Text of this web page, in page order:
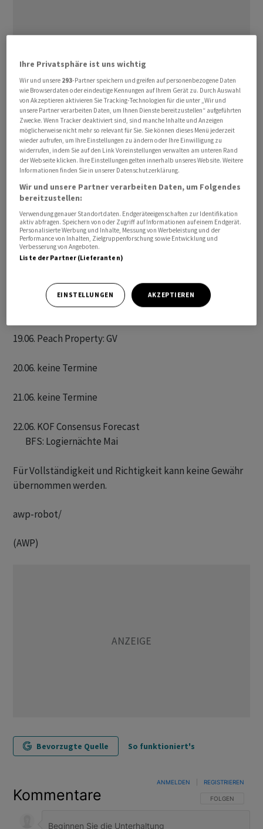
15.06. BFS: Produzenten- und Importpreisindex Mai
       Seco: Konsumentenstimmungsindex Mai
       Matador: Erstnotiz an SIX
       BFS: Logiernächte Mai
       HBM: GV
16.06. Sonova: GV
17.06. KOF Konjunkturprognose Sommer
       EPH: GV
       Kuros: Capital Markets Day
18.06. BAZG: Aussenhandel/Uhrenexporte Mai
       BFS: Baupreisindex im April
       SNB: Geldpolitische Lagebeurteilung
       IMD World Competitiveness Ranking
19.06. Peach Property: GV
20.06. keine Termine
21.06. keine Termine
22.06. KOF Consensus Forecast
       BFS: Logiernächte Mai
Für Vollständigkeit und Richtigkeit kann keine Gewähr
übernommen werden.
awp-robot/
(AWP)
Bevorzugte Quelle So funktioniert's
Kommentare FOLGE DIESER
FOLGEN
ANMELDEN REGISTRIEREN
Ihre Privatsphäre ist uns wichtig
Wir und unsere 293-Partner speichern und greifen auf personenbezogene Daten
wie Browserdaten oder eindeutige Kennungen auf Ihrem Gerät zu. Durch Auswahl
von Akzeptieren aktivieren Sie Tracking-Technologien für die unter „Wir und
unsere Partner verarbeiten Daten, um Ihnen Dienste bereitzustellen“ aufgeführten
Zwecke. Wenn Tracker deaktiviert sind, sind manche Inhalte und Anzeigen
möglicherweise nicht mehr so relevant für Sie. Sie können dieses Menü jederzeit
wieder aufrufen, um Ihre Einstellungen zu ändern oder Ihre Einwilligung zu
widerrufen, indem Sie auf den Link Voreinstellungen verwalten am unteren Rand
der Webseite klicken. Ihre Einstellungen gelten innerhalb unseres Website. Weitere
Informationen finden Sie in unserer Datenschutzerklärung.
Wir und unsere Partner verarbeiten Daten, um Folgendes
bereitzustellen:
Verwendung genauer Standortdaten. Endgeräteeigenschaften zur Identifikation
aktiv abfragen. Speichern von oder Zugriff auf Informationen auf einem Endgerät.
Personalisierte Werbung und Inhalte, Messung von Werbeleistung und der
Performance von Inhalten, Zielgruppenforschung sowie Entwicklung und
Verbesserung von Angeboten.
Liste der Partner (Lieferanten)
EINSTELLUNGEN AKZEPTIEREN